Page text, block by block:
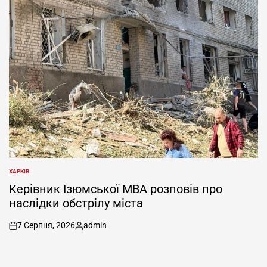
ОПУБЛІКУВАТИ
У
ХАРКІВ
Керівник Ізюмської МВА розповів про
наслідки обстрілу міста
on
7 Серпня, 2026
Опубліковано
admin